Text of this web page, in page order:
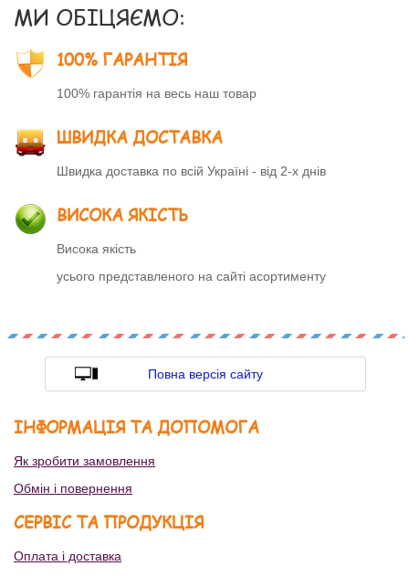
МИ ОБІЦЯЄМО:
100% ГАРАНТІЯ
100% гарантія на весь наш товар
ШВИДКА ДОСТАВКА
Швидка доставка по всій Україні - від 2-х днів
ВИСОКА ЯКІСТЬ
Висока якість
усього представленого на сайті асортименту
Повна версія сайту
ІНФОРМАЦІЯ ТА ДОПОМОГА
Як зробити замовлення
Обмін і повернення
СЕРВІС ТА ПРОДУКЦІЯ
Оплата і доставка